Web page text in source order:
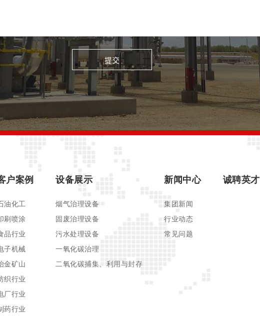
提交
户案例
油化工
刷喷涂
品行业
子机械
金矿山
织行业
厂行业
药行业
设备展示
烟气治理设备
固废治理设备
污水处理设备
一氧化碳治理
二氧化碳捕集、利用与封存
新闻中心
集团新闻
行业动态
常见问题
诚聘英才